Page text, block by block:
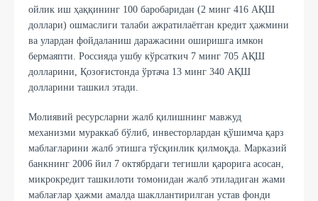
ойлик иш ҳаққининг 100 баробаридан (2 минг 416 АҚШ
доллари) ошмаслиги талаби ажратилаётган кредит ҳажмини
ва улардан фойдаланиш даражасини оширишга имкон
бермаяпти. Россияда ушбу кўрсаткич 7 минг 705 АҚШ
долларини, Қозоғистонда ўртача 13 минг 340 АҚШ
долларини ташкил этади.
Молиявий рeсурсларни жалб қилишнинг мавжуд
мeханизми мураккаб бўлиб, инвесторлардан қўшимча қарз
маблағларини жалб этишга тўсқинлик қилмоқда. Марказий
банкнинг 2006 йил 7 октябрдаги тегишли қарорига асосан,
микрокрeдит ташкилоти томонидан жалб этиладиган жами
маблағлар ҳажми амалда шакллантирилган устав фонди